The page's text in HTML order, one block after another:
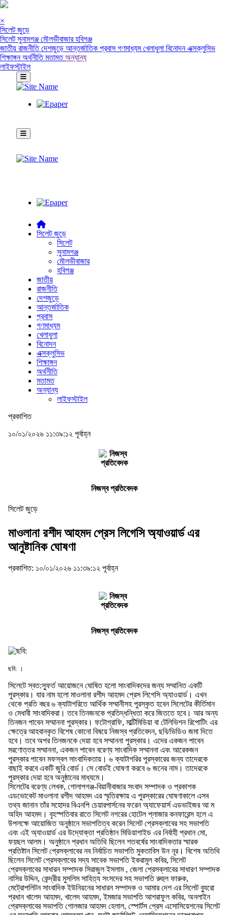
×
সিলেট জুড়ে
সিলেটসুনামগঞ্জ মৌলভীবাজারহবিগঞ্জ
জাতীয় রাজনীতিদেশজুড়ে আন্তর্জাতিক প্রবাসগণমাধ্যমখেলাধুলা বিনোদনএক্সক্লুসিভ
শিক্ষাঙ্গনঅর্থনীতিমতামতঅন্যান্য
লাইফস্টাইল
সিলেট জুড়ে
সিলেট
সুনামগঞ্জ
মৌলভীবাজার
হবিগঞ্জ
জাতীয়
রাজনীতি
দেশজুড়ে
আন্তর্জাতিক
প্রবাস
গণমাধ্যম
খেলাধুলা
বিনোদন
এক্সক্লুসিভ
শিক্ষাঙ্গন
অর্থনীতি
মতামত
অন্যান্য
লাইফস্টাইল
প্রকাশিত
১০/০১/২০২৬ ১১:৩৯:১২ পূর্বাহ্ন
নিজস্ব প্রতিবেদক
সিলেট জুড়ে
মাওলানা রশীদ আহমদ প্রেস লিগেসি অ্যাওয়ার্ড এর
আনুষ্টানিক ঘোষণা
প্রকাশিত: ১০/০১/২০২৬ ১১:৩৯:১২ পূর্বাহ্ন
নিজস্ব প্রতিবেদক
ছবি: ।
সিলেটে স্বত:স্ফুর্ত আয়োজনে ঘোষিত হলো সাংবাদিকদের জন্য সম্মানিত একটি
পুরস্কার। যার নাম হলো মাওলানা রশীদ আহমদ প্রেস লিগেসি অ্যাওয়ার্ড। এখন
থেকে প্রতি বছর ৬ ক্যাটাগরিতে আর্থিক সম্মানীসহ পুরস্কৃত হবেন সিলেটের কীর্তিমান
ও মেধাবী সাংবাদিকরা। তবে তিনজনকে প্রতিদ্ধন্ধিতা করে জিততে হবে। আর অন্য
তিনজন পাবেন সম্মাননা পুরস্কার। ফটোগ্রাফি, মাল্টিমিডিয়া বা টেলিভিশন রিপোটিং এর
ক্ষেত্রে আহবানকৃত বিশেষ কোনো বিষয়ে নিজস্ব প্রতিবেদন, ছবি/ভিডিও জমা দিতে
হবে। তবে অপর তিনজনকে দেয়া হবে সম্মাননা পুরস্কার। এদের একজন পাবেন
মরণোত্তর সম্মাননা, একজন পাবেন বরেণ্য সাংবাদিক সম্মাননা এবং আরেকজন
পুরস্কার পাবেন মফস্বল সাংবাদিকতায়। ৬ ক্যাটাগরির পুরস্কারের জন্য তাদেরকে
বাছাই করবে একটি জুরি বোর্ড। সে বোর্ডই ঘোষণা করবে ৬ জনের নাম। তাদেরকে
পুরস্কার দেয়া হবে অনুষ্ঠানের মাধ্যমে।
সিলেটের বরেণ্য লেখক, গোলাপগঞ্জ-বিয়ানীবাজার সংবাদ সম্পাদক ও প্রকাশক
এডভোকেট মাওলানা রশীদ আহমদ এর স্মৃতিরক্ষায় এ পুরস্কারের ঘোষণাকালে এসব
তথ্য জানান তাঁর সহোদর বিএনপি চেয়ারপার্সনের ফরেন অ্যাফেয়ার্স এডভাইজর আ ম
অহিদ আহমদ। বৃহস্পতিবার রাতে সিলেট নগরের হোটেল প্লাজার কনফারেন্স হলে এ
উপলক্ষে আয়োজিত অনুষ্ঠানে সভাপতিত্ব করেন সিলেট প্রেসক্লাবের সহ সভাপতি
এবং এই অ্যাওয়ার্ড এর উদ্যোক্তা প্রতিষ্ঠান মিডিয়াগাইড এর নির্বাহী প্রধান মো,
ফয়ছল আলম। অনুষ্ঠানে প্রধান অতিথি ছিলেন শতবর্ষের সাংবাদিকতার স্মারক
প্রতিষ্টান সিলেট প্রেসক্লাবের নব নির্বাচিত সভাপতি মুকতাবিস উন নূর। বিশেষ অতিথি
ছিলেন সিলেট প্রেসক্লাবের সদ্য সাবেক সভাপতি ইকরামুল কবির, সিলেট
প্রেসক্লাবের সাধারন সম্পাদক সিরাজুল ইসলাম , জেলা প্রেসক্লাবের সাধারণ সম্পাদক
নাসির উদ্দিন, কেন্দ্রীয় মুসলিম সাহিত্য সংসদের সহ সভাপতি রুহুল ফারুক,
মেট্রোপলিটন সাংবাদিক ইউনিয়নের সাধারন সম্পাদক ও আমার দেশ এর সিলেট ব্যুরো
প্রধান খালেদ আহমদ, খালেদ আহমদ, ইমজার সভাপতি আশরাফুল কবির, অনলাইন
প্রেসক্লাবের সভাপতি গোলজার আহমদ হেলাল, স্পোর্টস প্রেস এসোসিয়েশনের সিলেট